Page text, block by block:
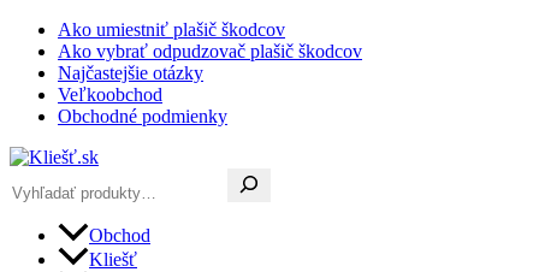
Preskočiť
obsah
Ako umiestniť plašič škodcov
Ako vybrať odpudzovač plašič škodcov
Najčastejšie otázky
Veľkoobchod
Obchodné podmienky
Obchod
Kliešť